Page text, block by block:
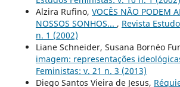
Alzira Rufino, VOCÊS NÃO PODEM
NOSSOS SONHOS... , Revista
n. 1 (2002)
Liane Schneider, Susana Bornéo
imagem: representações
Feministas: v. 21 n. 3 (2013)
Diego Santos Vieira de Jesus,